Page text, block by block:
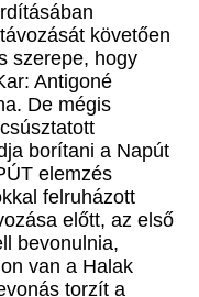
követően
szerepe, hogy
Antigoné
De mégis
borítani a Napút
elemzés
felruházott
előtt, az első
bevonulnia,
van a Halak
torzít a